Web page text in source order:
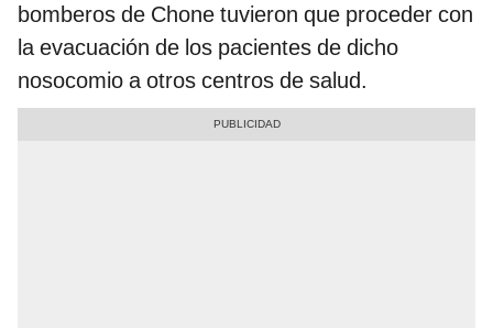
bomberos de Chone tuvieron que proceder con
la evacuación de los pacientes de dicho
nosocomio a otros centros de salud.